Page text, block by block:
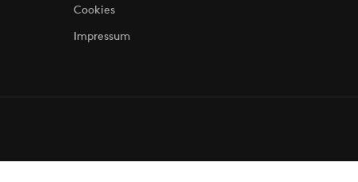
Cookies
Impressum